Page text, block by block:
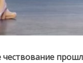
чествование